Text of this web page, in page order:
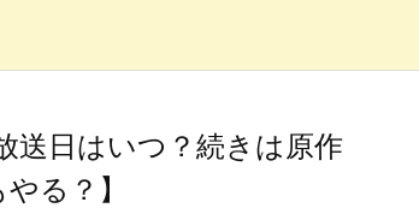
送日はいつ？続きは原作
る？】